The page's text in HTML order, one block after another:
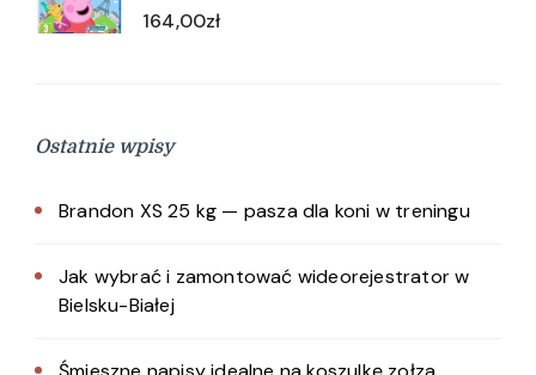
164,00zł
Ostatnie wpisy
Brandon XS 25 kg — pasza dla koni w treningu
Jak wybrać i zamontować wideorejestrator w
Bielsku-Białej